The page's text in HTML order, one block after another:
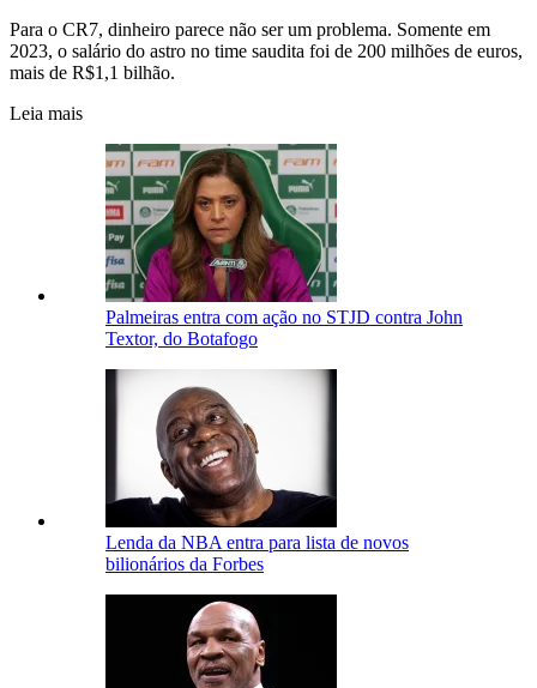
Para o CR7, dinheiro parece não ser um problema. Somente em
2023, o salário do astro no time saudita foi de 200 milhões de euros,
mais de R$1,1 bilhão.
Leia mais
Palmeiras entra com ação no STJD contra John
Textor, do Botafogo
Lenda da NBA entra para lista de novos
bilionários da Forbes